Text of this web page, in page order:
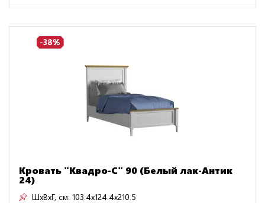
-38%
Кровать "Квадро-С" 90 (Белый лак-Антик
24)
ШxВxГ, см: 103.4x124.4x210.5